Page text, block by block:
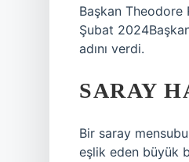
Başkan Theodore
Şubat
adını verdi.
SARAY
Bir saray
eşlik eden büyük